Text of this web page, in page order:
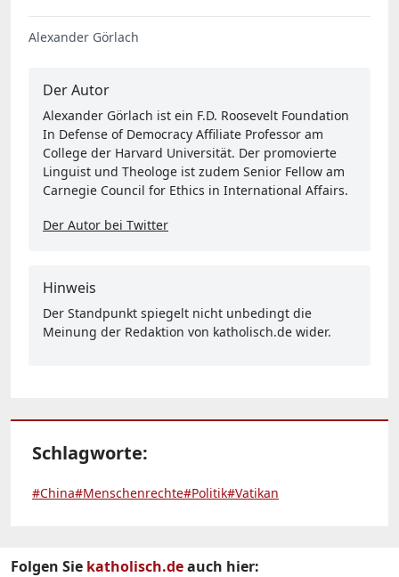
Alexander Görlach
Der Autor
Alexander Görlach ist ein F.D. Roosevelt Foundation
In Defense of Democracy Affiliate Professor am
College der Harvard Universität. Der promovierte
Linguist und Theologe ist zudem Senior Fellow am
Carnegie Council for Ethics in International Affairs.
Der Autor bei Twitter
Hinweis
Der Standpunkt spiegelt nicht unbedingt die
Meinung der Redaktion von katholisch.de wider.
Schlagworte:
#China#Menschenrechte#Politik#Vatikan
Folgen Sie katholisch.deauch hier: